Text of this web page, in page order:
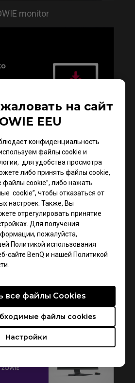
на сайт
EEU
конфиденциальность
файлы cookie и
для удобства просмотра
либо принять файлы cookie,
файлы cookie”, либо нажать
cookie”, чтобы отказаться от
настроек. Также, Вы
отрегулировать принятие
Для получения
пожалуйста,
Политикой использования
сайте BenQ и нашей Политикой
Настройки
файлы cookies
все файлы Сookies
monitor
the monitor driver in XL
on XL monitors